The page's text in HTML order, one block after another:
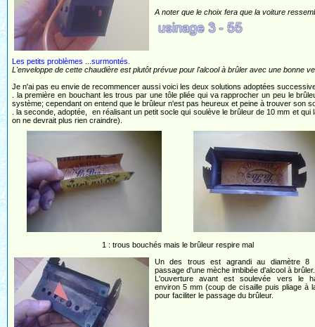
A noter que le choix fera que la voiture
Les petits problèmes ...surmontés.
L'enveloppe de cette chaudière est plutôt prévue pour l'alcool à brûler avec une bonne
Je n'ai pas eu envie de recommencer aussi voici les deux solutions adoptées
. la première en bouchant les trous par une tôle pliée qui va rapprocher un peu le
système; cependant on entend que le brûleur n'est pas heureux et peine à trouver son
. la seconde, adoptée, en réalisant un petit socle qui soulève le brûleur de 10 mm et
on ne devrait plus rien craindre).
1 : trous bouchés mais le brûleur respire mal
Un des trous est agrandi au diamètre 8
passage d'une mèche imbibée d'alcool à brûler.
L'ouverture avant est soulevée vers le
environ 5 mm (coup de cisaille puis pliage à
pour faciliter le passage du brûleur.